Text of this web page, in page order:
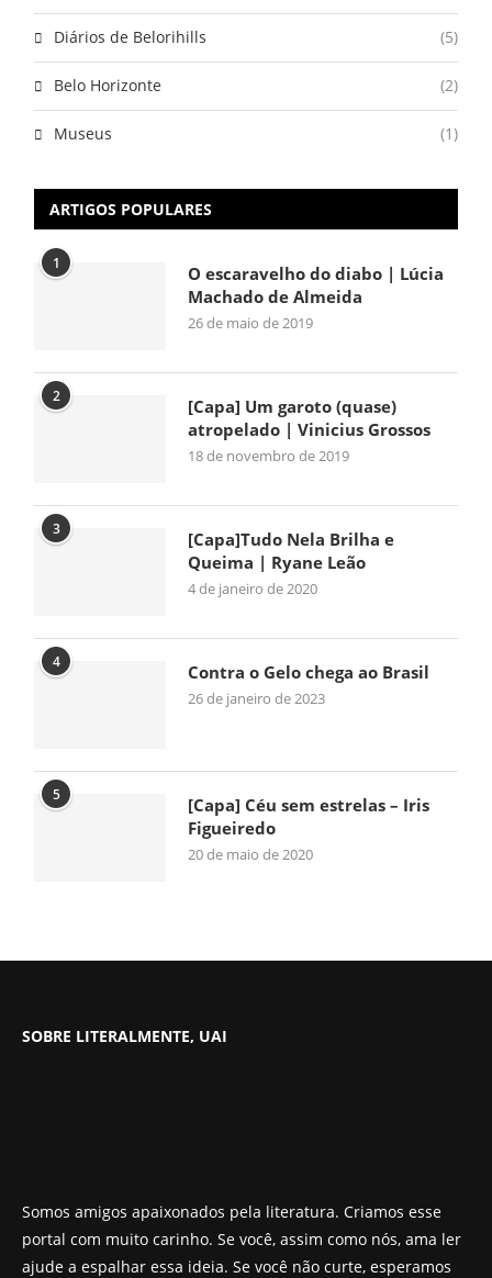
Diários de Belorihills (5)
Belo Horizonte (2)
Museus (1)
ARTIGOS POPULARES
1
O escaravelho do diabo | Lúcia
Machado de Almeida
26 de maio de 2019
2
[Capa] Um garoto (quase)
atropelado | Vinicius Grossos
18 de novembro de 2019
3
[Capa]Tudo Nela Brilha e
Queima | Ryane Leão
4 de janeiro de 2020
4 Contra o Gelo chega ao Brasil
26 de janeiro de 2023
5
[Capa] Céu sem estrelas – Iris
Figueiredo
20 de maio de 2020
SOBRE LITERALMENTE, UAI
Somos amigos apaixonados pela literatura. Criamos esse
portal com muito carinho. Se você, assim como nós, ama ler
ajude a espalhar essa ideia. Se você não curte, esperamos